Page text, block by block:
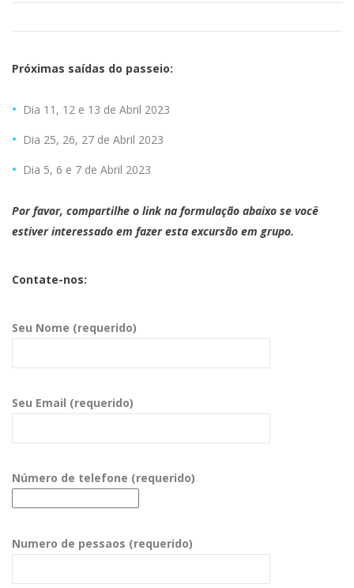
Próximas saídas do passeio:
Dia 11, 12 e 13 de Abril 2023
Dia 25, 26, 27 de Abril 2023
Dia 5, 6 e 7 de Abril 2023
Por favor, compartilhe o link na formulação abaixo se você
estiver interessado em fazer esta excursão em grupo.
Contate-nos:
Seu Nome (requerido)
Seu Email (requerido)
Número de telefone (requerido)
Numero de pessaos (requerido)